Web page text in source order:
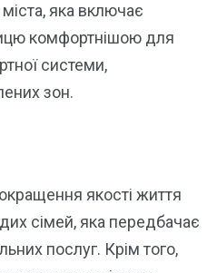
яка включає
комфортнішою для
системи,
зон.
якості життя
сімей, яка передбачає
послуг. Крім того,